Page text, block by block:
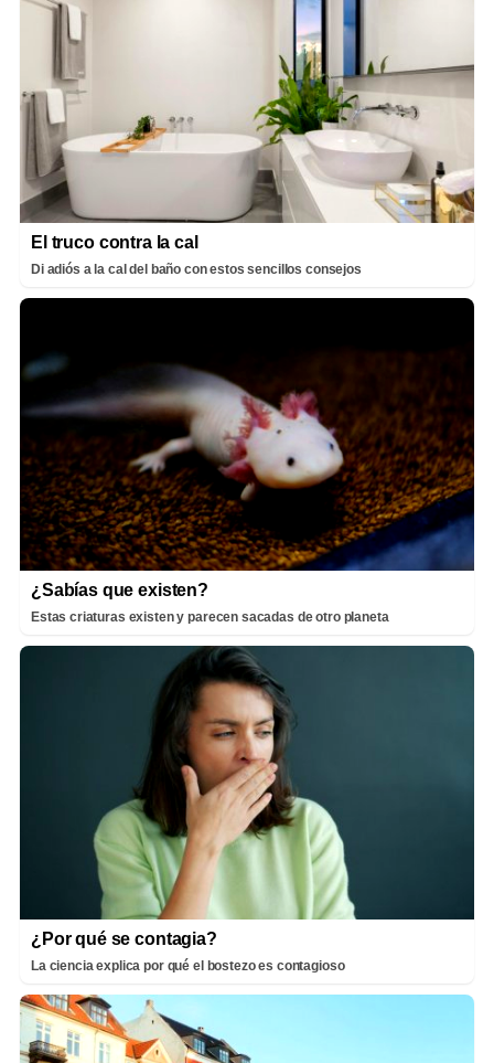
El truco contra la cal
Di adiós a la cal del baño con estos sencillos consejos
¿Sabías que existen?
Estas criaturas existen y parecen sacadas de otro planeta
¿Por qué se contagia?
La ciencia explica por qué el bostezo es contagioso